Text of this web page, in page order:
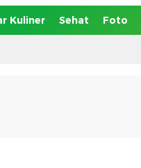
Kuliner Sehat Foto